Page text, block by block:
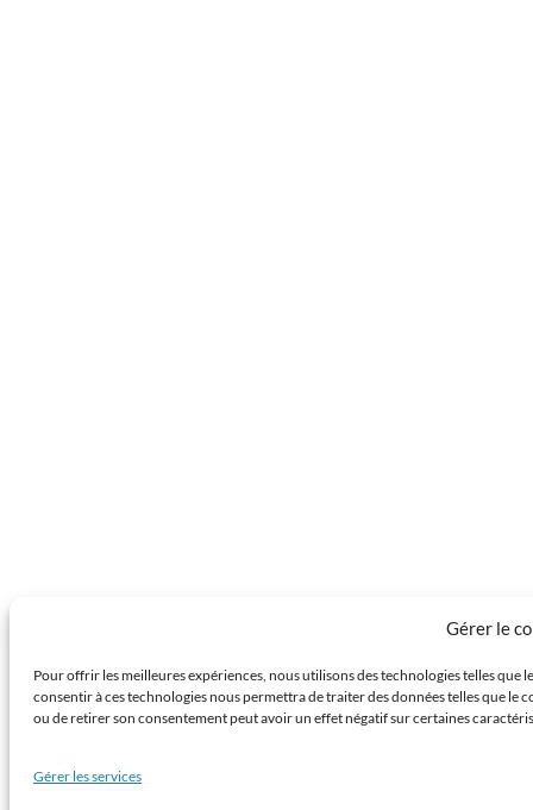
Gérer le
Pour offrir les meilleures expériences, nous utilisons des technologies telles
consentir à ces technologies nous permettra de traiter des données telles que le
ou de retirer son consentement peut avoir un effet négatif sur certaines
Gérer les services